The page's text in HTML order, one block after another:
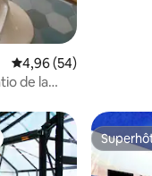
Évaluation moyenne
4,96 (54)
de la
plus appréciés